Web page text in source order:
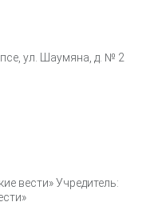
ул. Шаумяна, д. № 2
вести» Учредитель: